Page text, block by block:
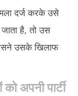
दर्ज करके उसे
है, तो उस
उसके खिलाफ
अपनी पार्टी